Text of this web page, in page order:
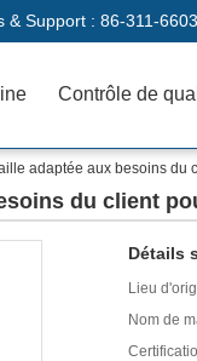
& Support : 86-311-
Contrôle de
adaptée aux besoins du
du client
Détails
Lieu
Nom de